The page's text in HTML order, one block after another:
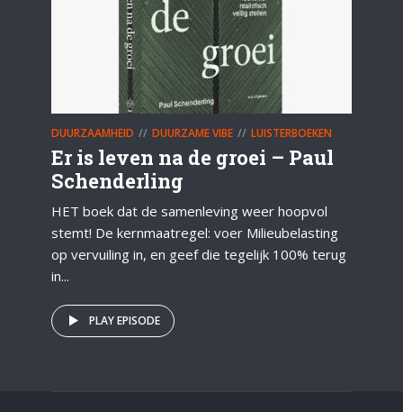
DUURZAAMHEID DUURZAME VIBE LUISTERBOEKEN
Er is leven na de groei – Paul
Schenderling
HET boek dat de samenleving weer hoopvol
stemt! De kernmaatregel: voer Milieubelasting
op vervuiling in, en geef die tegelijk 100% terug
in...
PLAY EPISODE